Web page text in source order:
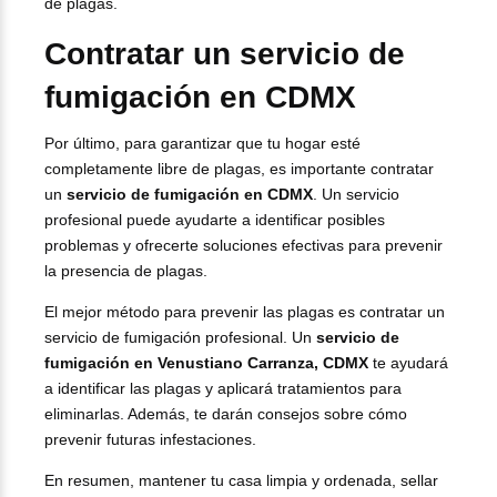
Contratar un servicio de
fumigación en CDMX
Por último, para garantizar que tu hogar esté
completamente libre de plagas, es importante contratar
un servicio de fumigación en CDMX. Un servicio
profesional puede ayudarte a identificar posibles
problemas y ofrecerte soluciones efectivas para prevenir
la presencia de plagas.
El mejor método para prevenir las plagas es contratar un
servicio de fumigación profesional. Un servicio de
fumigación en Venustiano Carranza, CDMX te ayudará
a identificar las plagas y aplicará tratamientos para
eliminarlas. Además, te darán consejos sobre cómo
prevenir futuras infestaciones.
En resumen, mantener tu casa limpia y ordenada, sellar